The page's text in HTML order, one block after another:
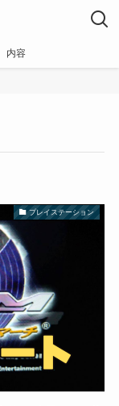
内容
プレイステーション